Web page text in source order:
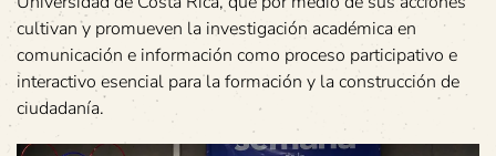
cultivan y promueven la investigación académica en
comunicación e información como proceso participativo e
interactivo esencial para la formación y la construcción de
ciudadanía.